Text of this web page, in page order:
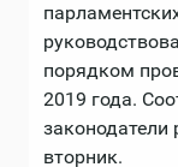
порядком
2019 года.
законодатели
вторник.